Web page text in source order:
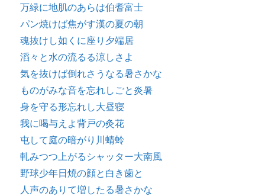
万緑に地肌のあらは伯耆富士
パン焼けば焦がす漢の夏の朝
魂抜けし如くに座り夕端居
滔々と水の流るる涼しさよ
気を抜けば倒れさうなる暑さかな
ものがみな音を忘れしごと炎暑
身を守る形忘れし大昼寝
我に喝与えよ背戸の灸花
屯して庭の暗がり川蜻蛉
軋みつつ上がるシャッター大南風
野球少年日焼の顔と白き歯と
人声のありて増したる暑さかな